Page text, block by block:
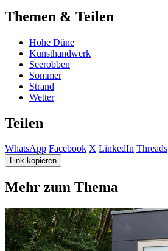
Themen & Teilen
Hohe Düne
Kunsthandwerk
Seerobben
Sommer
Strand
Wetter
Teilen
WhatsApp Facebook X LinkedIn Threads
Link kopieren
Mehr zum Thema